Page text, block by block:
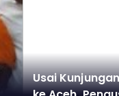
Usai